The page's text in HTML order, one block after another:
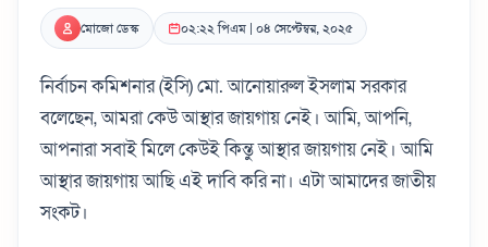
মোজো ডেস্ক ০২:২২ পিএম | ০৪ সেপ্টেম্বর, ২০২৫
নির্বাচন কমিশনার (ইসি) মো. আনোয়ারুল ইসলাম সরকার
বলেছেন, আমরা কেউ আস্থার জায়গায় নেই। আমি, আপনি,
আপনারা সবাই মিলে কেউই কিন্তু আস্থার জায়গায় নেই। আমি
আস্থার জায়গায় আছি এই দাবি করি না। এটা আমাদের জাতীয়
সংকট।